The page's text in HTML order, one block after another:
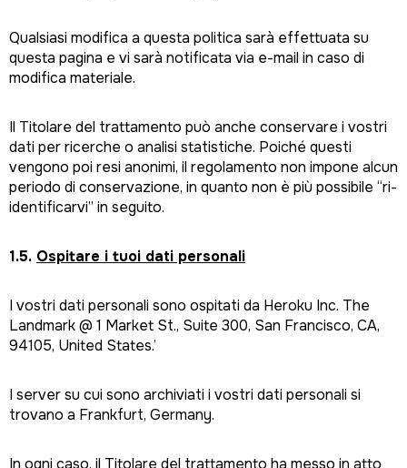
Qualsiasi modifica a questa politica sarà effettuata su
questa pagina e vi sarà notificata via e-mail in caso di
modifica materiale.
Il Titolare del trattamento può anche conservare i vostri
dati per ricerche o analisi statistiche. Poiché questi
vengono poi resi anonimi, il regolamento non impone alcun
periodo di conservazione, in quanto non è più possibile “ri-
identificarvi” in seguito.
1.5. Ospitare i tuoi dati personali
I vostri dati personali sono ospitati da Heroku Inc. The
Landmark @ 1 Market St., Suite 300, San Francisco, CA,
94105, United States.’
I server su cui sono archiviati i vostri dati personali si
trovano a Frankfurt, Germany.
In ogni caso, il Titolare del trattamento ha messo in atto